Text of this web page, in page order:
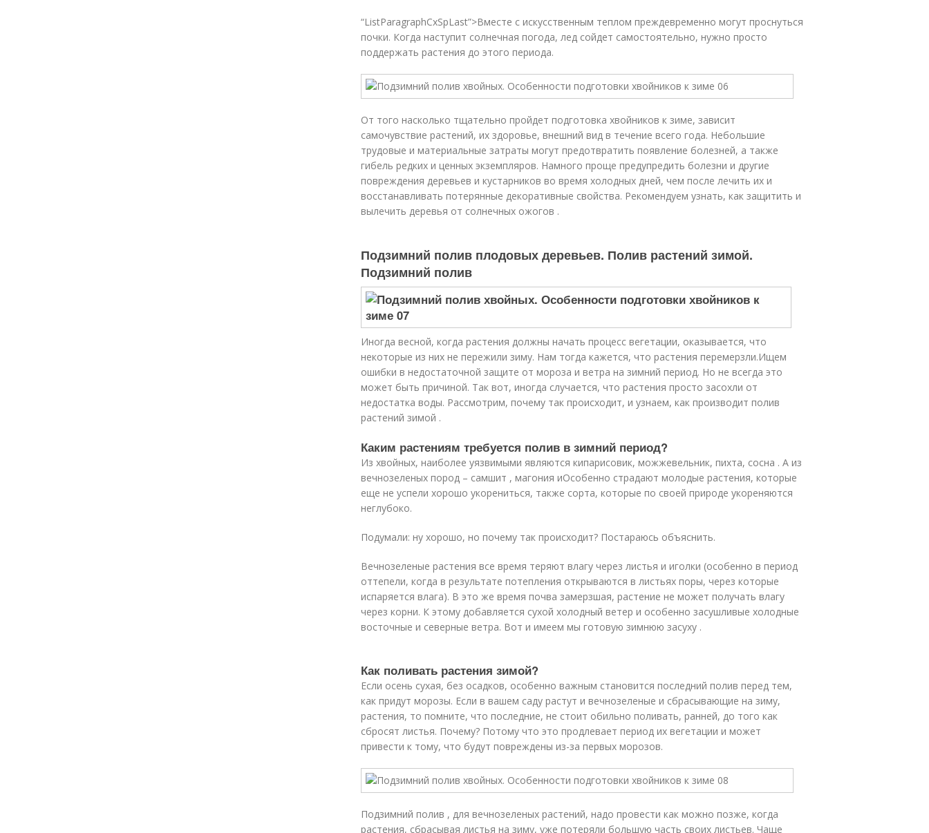
“ListParagraphCxSpLast”>Вместе с искусственным теплом преждевременно могут проснуться
почки. Когда наступит солнечная погода, лед сойдет самостоятельно, нужно просто
поддержать растения до этого периода.
От того насколько тщательно пройдет подготовка хвойников к зиме, зависит
самочувствие растений, их здоровье, внешний вид в течение всего года. Небольшие
трудовые и материальные затраты могут предотвратить появление болезней, а также
гибель редких и ценных экземпляров. Намного проще предупредить болезни и другие
повреждения деревьев и кустарников во время холодных дней, чем после лечить их и
восстанавливать потерянные декоративные свойства. Рекомендуем узнать, как защитить и
вылечить деревья от солнечных ожогов .
Подзимний полив плодовых деревьев. Полив растений зимой.
Подзимний полив
Иногда весной, когда растения должны начать процесс вегетации, оказывается, что
некоторые из них не пережили зиму. Нам тогда кажется, что растения перемерзли.Ищем
ошибки в недостаточной защите от мороза и ветра на зимний период. Но не всегда это
может быть причиной. Так вот, иногда случается, что растения просто засохли от
недостатка воды. Рассмотрим, почему так происходит, и узнаем, как производит полив
растений зимой .
Каким растениям требуется полив в зимний период?
Из хвойных, наиболее уязвимыми являются кипарисовик, можжевельник, пихта, сосна . А из
вечнозеленых пород – самшит , магония иОсобенно страдают молодые растения, которые
еще не успели хорошо укорениться, также сорта, которые по своей природе укореняются
неглубоко.
Подумали: ну хорошо, но почему так происходит? Постараюсь объяснить.
Вечнозеленые растения все время теряют влагу через листья и иголки (особенно в период
оттепели, когда в результате потепления открываются в листьях поры, через которые
испаряется влага). В это же время почва замерзшая, растение не может получать влагу
через корни. К этому добавляется сухой холодный ветер и особенно засушливые холодные
восточные и северные ветра. Вот и имеем мы готовую зимнюю засуху .
Как поливать растения зимой?
Если осень сухая, без осадков, особенно важным становится последний полив перед тем,
как придут морозы. Если в вашем саду растут и вечнозеленые и сбрасывающие на зиму,
растения, то помните, что последние, не стоит обильно поливать, ранней, до того как
сбросят листья. Почему? Потому что это продлевает период их вегетации и может
привести к тому, что будут повреждены из-за первых морозов.
Подзимний полив , для вечнозеленых растений, надо провести как можно позже, когда
растения, сбрасывая листья на зиму, уже потеряли большую часть своих листьев. Чаще